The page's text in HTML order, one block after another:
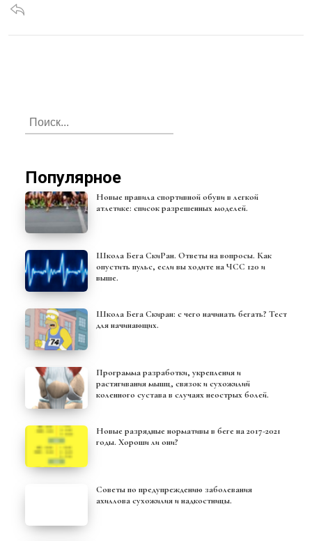
Популярное
Новые правила спортивной обуви в легкой
атлетике: список разрешенных моделей.
Школа Бега СкиРан. Ответы на вопросы. Как
опустить пульс, если вы ходите на ЧСС 120 и
выше.
Школа Бега Скиран: с чего начинать бегать? Тест
для начинающих.
Программа разработки, укрепления и
растягивания мышц, связок и сухожилий
коленного сустава в случаях неострых болей.
Новые разрядные нормативы в беге на 2017-2021
годы. Хороши ли они?
Советы по предупреждению заболевания
ахиллова сухожилия и надкостницы.